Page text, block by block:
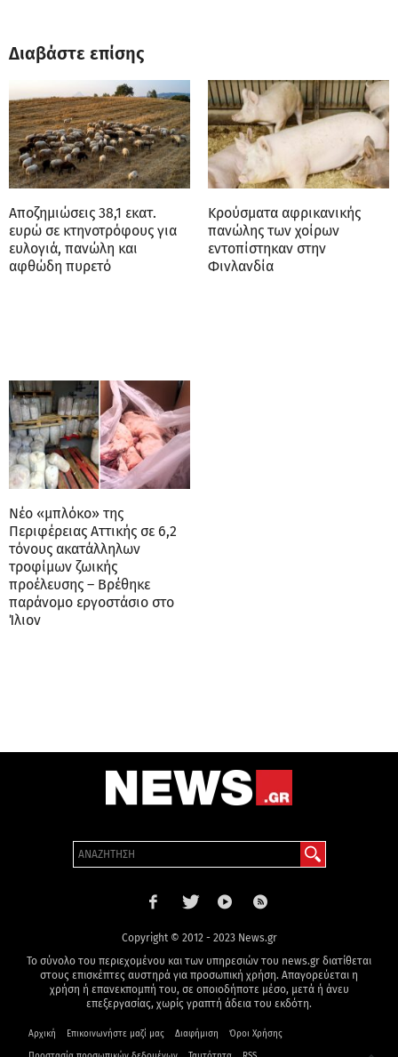
Διαβάστε επίσης
Αποζημιώσεις 38,1 εκατ.
ευρώ σε κτηνοτρόφους για
ευλογιά, πανώλη και
αφθώδη πυρετό
Κρούσματα αφρικανικής
πανώλης των χοίρων
εντοπίστηκαν στην
Φινλανδία
Νέο «μπλόκο» της
Περιφέρειας Αττικής σε 6,2
τόνους ακατάλληλων
τροφίμων ζωικής
προέλευσης – Βρέθηκε
παράνομο εργοστάσιο στο
Ίλιον
Copyright © 2012 - 2023 News.gr
Το σύνολο του περιεχομένου και των υπηρεσιών του news.gr διατίθεται
στους επισκέπτες αυστηρά για προσωπική χρήση. Απαγορεύεται η
χρήση ή επανεκπομπή του, σε οποιοδήποτε μέσο, μετά ή άνευ
επεξεργασίας, χωρίς γραπτή άδεια του εκδότη.
Αρχική Επικοινωνήστε μαζί μας Διαφήμιση Όροι Χρήσης